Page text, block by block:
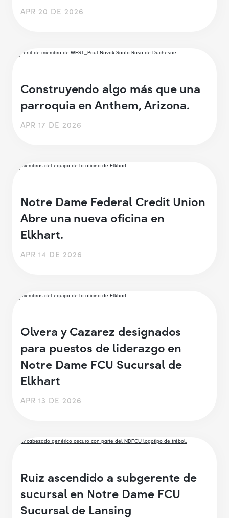
APR 20 DE 2026
Construyendo algo más que una
parroquia en Anthem, Arizona.
APR 17 DE 2026
Notre Dame Federal Credit Union
Abre una nueva oficina en
Elkhart.
APR 14 DE 2026
Olvera y Cazarez designados
para puestos de liderazgo en
Notre Dame FCU Sucursal de
Elkhart
APR 13 DE 2026
Ruiz ascendido a subgerente de
sucursal en Notre Dame FCU
Sucursal de Lansing